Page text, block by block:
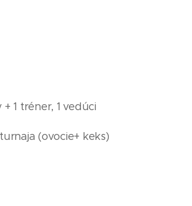
1 tréner, 1 vedúci
(ovocie+ keks)